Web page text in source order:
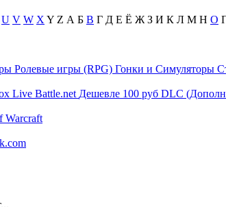
U V W X Y Z А Б В Г Д Е Ё Ж З И К Л М Н О
Ролевые игры (RPG) Гонки и Симуляторы
Live Battle.net Дешевле 100 руб DLC
Warcraft